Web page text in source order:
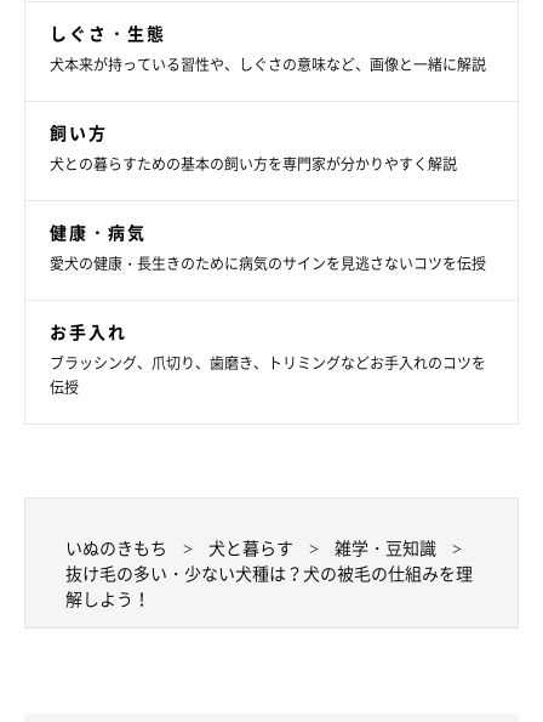
抜け毛の少ない犬種とは
しぐさ・生態
犬本来が持っている習性や、しぐさの意味など、画像と一緒に解説
飼い方
犬との暮らすための基本の飼い方を専門家が分かりやすく解説
健康・病気
愛犬の健康・長生きのために病気のサインを見逃さないコツを伝授
お手入れ
ブラッシング、爪切り、歯磨き、トリミングなどお手入れのコツを
伝授
いぬのきもち 犬と暮らす
雑学・豆知識
抜け毛の多い・少ない犬種は？犬の被毛の仕組みを理
解しよう！